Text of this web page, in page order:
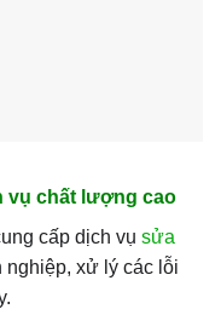
vụ chất lượng cao
cấp dịch vụ sửa
nghiệp, xử lý các lỗi